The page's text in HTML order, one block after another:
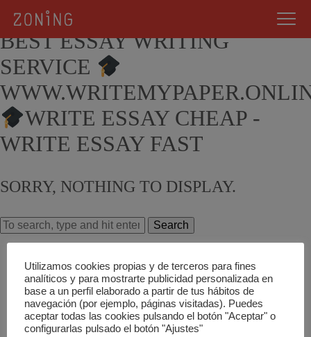
0 SEARCH RESULTS FOR
BEST ESSAY WRITING
SERVICE
WRITE ESSAY CHEAP -
WRITE ESSAY FAST
SORRY, NOTHING TO DISPLAY.
Search
Utilizamos cookies propias y de terceros para fines
analíticos y para mostrarte publicidad personalizada en
base a un perfil elaborado a partir de tus hábitos de
navegación (por ejemplo, páginas visitadas). Puedes
aceptar todas las cookies pulsando el botón "Aceptar" o
configurarlas pulsado el botón "Ajustes"